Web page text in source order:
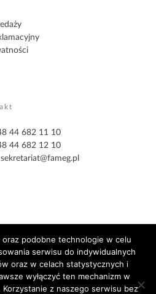
44 682 11 10
44 682 12 10
sekretariat@fameg.pl
podobne technologie w celu
serwisu do indywidualnych
oraz w celach statystycznych i
wyłączyć ten mechanizm w
z naszego serwisu bez